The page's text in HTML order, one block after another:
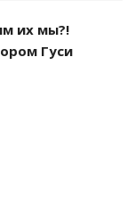
их мы?!
Гуси